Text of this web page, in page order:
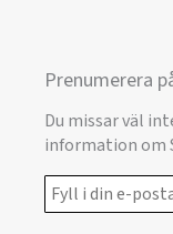
Prenumerera
Du missar väl
information om